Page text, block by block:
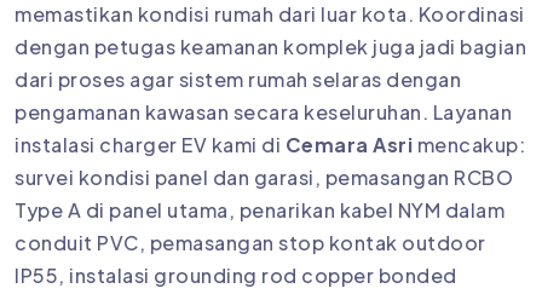
memastikan kondisi rumah dari luar kota. Koordinasi
dengan petugas keamanan komplek juga jadi bagian
dari proses agar sistem rumah selaras dengan
pengamanan kawasan secara keseluruhan. Layanan
instalasi charger EV kami di Cemara Asri mencakup:
survei kondisi panel dan garasi, pemasangan RCBO
Type A di panel utama, penarikan kabel NYM dalam
conduit PVC, pemasangan stop kontak outdoor
IP55, instalasi grounding rod copper bonded